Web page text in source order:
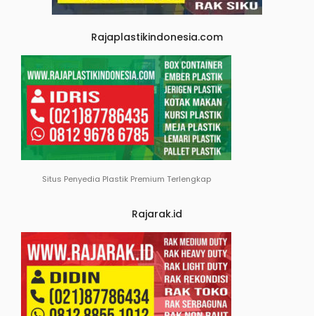
Rajaplastikindonesia.com
Situs Penyedia Plastik Premium Terlengkap
Rajarak.id